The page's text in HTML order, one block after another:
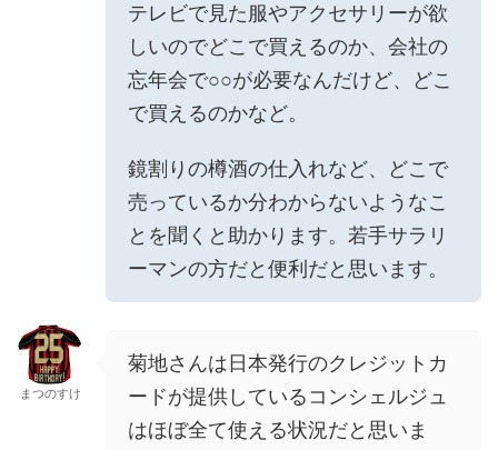
テレビで見た服やアクセサリーが欲
しいのでどこで買えるのか、会社の
忘年会で○○が必要なんだけど、どこ
で買えるのかなど。
鏡割りの樽酒の仕入れなど、どこで
売っているか分わからないようなこ
とを聞くと助かります。若手サラリ
ーマンの方だと便利だと思います。
まつのすけ
菊地さんは日本発行のクレジットカ
ードが提供しているコンシェルジュ
はほぼ全て使える状況だと思いま